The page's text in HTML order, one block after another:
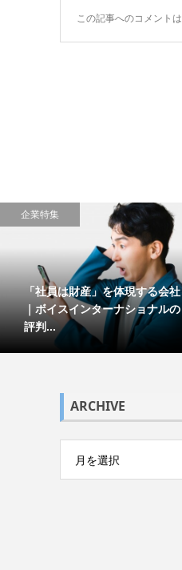
この記事へのコメントは
企業特集
「社員は財産」を体現する会社
｜ボイスインターナショナルの
評判...
ARCHIVE
月を選択